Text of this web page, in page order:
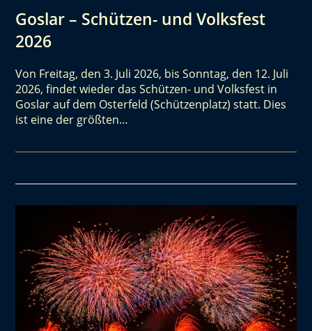
Goslar – Schützen- und Volksfest
2026
Von Freitag, den 3. Juli 2026, bis Sonntag, den 12. Juli
2026, findet wieder das Schützen- und Volksfest in
Goslar auf dem Osterfeld (Schützenplatz) statt. Dies
ist eine der größten…